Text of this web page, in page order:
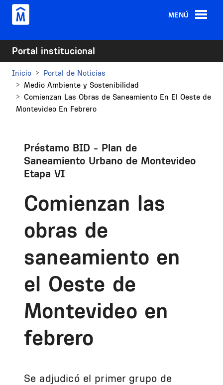
Pasar al contenido principal
MENÚ
Portal institucional
Inicio
Portal de Noticias
Medio Ambiente y Sostenibilidad
Comienzan Las Obras de Saneamiento En El Oeste de
Montevideo En Febrero
Préstamo BID - Plan de
Saneamiento Urbano de Montevideo
Etapa VI
Comienzan las
obras de
saneamiento en
el Oeste de
Montevideo en
febrero
Se adjudicó el primer grupo de